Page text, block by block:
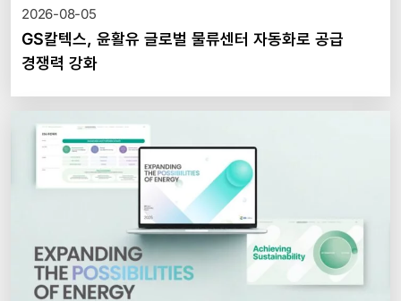
2026-08-05
GS칼텍스, 윤활유 글로벌 물류센터 자동화로 공급
경쟁력 강화